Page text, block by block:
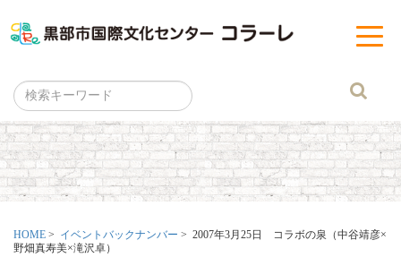
黒部
t
o
v
i
g
a
t
i
o
HOME > イベントバックナンバー > 2007年3月25日 コラボの泉（中谷靖彦×
野畑真寿美×滝沢卓）